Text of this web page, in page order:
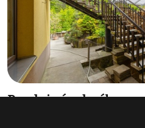
Prodej výrobního